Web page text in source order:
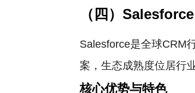
（四）
Salesforce是全球CRM
案，生态成熟度位居行
核心优势与特色